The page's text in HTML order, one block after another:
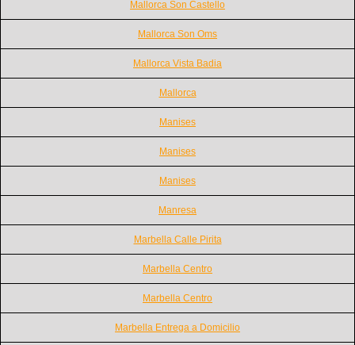
Mallorca Son Castello
Mallorca Son Oms
Mallorca Vista Badia
Mallorca
Manises
Manises
Manises
Manresa
Marbella Calle Pirita
Marbella Centro
Marbella Centro
Marbella Entrega a Domicilio